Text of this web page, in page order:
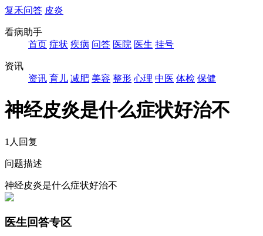
复禾问答 皮炎
看病助手
首页 症状 疾病 问答 医院 医生 挂号
资讯
资讯 育儿 减肥 美容 整形 心理 中医 体检 保健
神经皮炎是什么症状好治不
1人回复
问题描述
神经皮炎是什么症状好治不
医生回答专区